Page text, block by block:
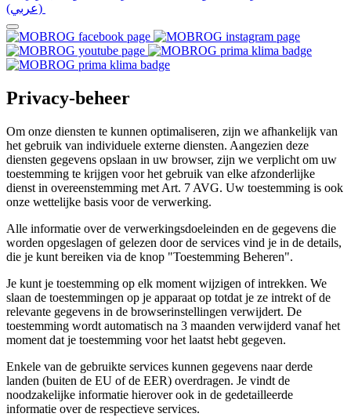
Privacy-beheer
Om onze diensten te kunnen optimaliseren, zijn we afhankelijk van
het gebruik van individuele externe diensten. Aangezien deze
diensten gegevens opslaan in uw browser, zijn we verplicht om uw
toestemming te krijgen voor het gebruik van elke afzonderlijke
dienst in overeenstemming met Art. 7 AVG. Uw toestemming is ook
onze wettelijke basis voor de verwerking.
Alle informatie over de verwerkingsdoeleinden en de gegevens die
worden opgeslagen of gelezen door de services vind je in de details,
die je kunt bereiken via de knop "Toestemming Beheren".
Je kunt je toestemming op elk moment wijzigen of intrekken. We
slaan de toestemmingen op je apparaat op totdat je ze intrekt of de
relevante gegevens in de browserinstellingen verwijdert. De
toestemming wordt automatisch na 3 maanden verwijderd vanaf het
moment dat je toestemming voor het laatst hebt gegeven.
Enkele van de gebruikte services kunnen gegevens naar derde
landen (buiten de EU of de EER) overdragen. Je vindt de
noodzakelijke informatie hierover ook in de gedetailleerde
informatie over de respectieve services.